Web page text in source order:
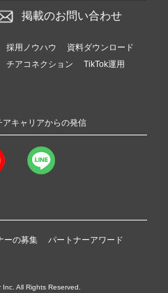
掲載のお問い合わせ
採用ノウハウ
資料ダウンロード
チアコネクション
TikTok運用
アキャリアからの発信
ーの募集 パートナーアワード
All Rights Reserved.